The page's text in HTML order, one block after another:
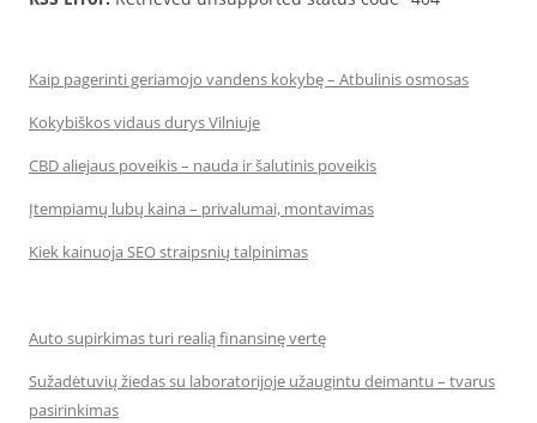
Kaip pagerinti geriamojo vandens kokybę – Atbulinis osmosas
Kokybiškos vidaus durys Vilniuje
CBD aliejaus poveikis – nauda ir šalutinis poveikis
Įtempiamų lubų kaina – privalumai, montavimas
Kiek kainuoja SEO straipsnių talpinimas
Auto supirkimas turi realią finansinę vertę
Sužadėtuvių žiedas su laboratorijoje užaugintu deimantu – tvarus
pasirinkimas